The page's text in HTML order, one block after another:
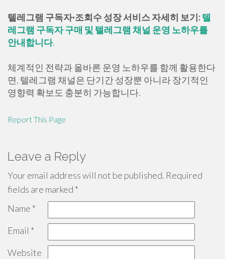
텔레그램 구독자·조회수 성장 서비스 자세히 보기:텔
레그램 구독자 구매 및 텔레그램 채널 운영 노하우를
안내합니다.
체계적인 전략과 올바른 운영 노하우를 함께 활용한다
면, 텔레그램 채널은 단기간 성장뿐 아니라 장기적인
영향력 확보도 충분히 가능합니다.
Report This Page
Leave a Reply
Your email address will not be published. Required
fields are marked *
Name *
Email *
Website